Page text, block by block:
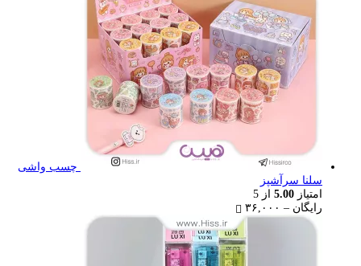
چسب واشی
سلنا سرآشپز
امتیاز 5.00 از 5
رایگان – ۳۶,۰۰۰
range:
رایگان
through
۳۶,۰۰۰ تومان